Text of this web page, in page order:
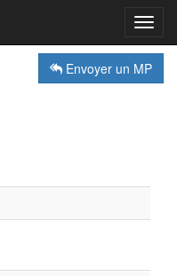
Envoyer un MP